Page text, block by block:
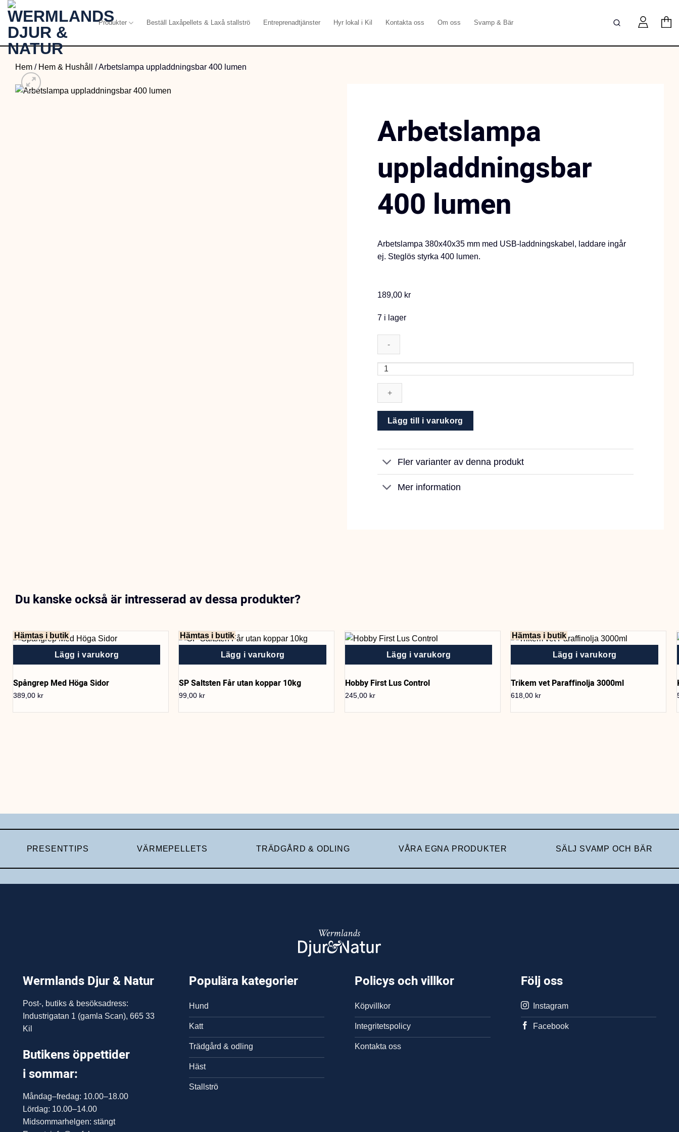
Skip
content
Produkter Beställ Laxåpellets & Laxå stallströ Entreprenadtjänster Hyr lokal i Kil Kontakta oss Om oss Svamp & Bär
Hem / Hem & Hushåll /Arbetslampa uppladdningsbar 400 lumen
Arbetslampa
uppladdningsbar
400 lumen
Arbetslampa 380x40x35 mm med USB-laddningskabel, laddare ingår
ej. Steglös styrka 400 lumen.
189,00 kr
7 i lager
Arbetslampa
lumen
Lägg till i varukorg
Fler varianter av denna produkt
Mer information
Du kanske också är intresserad av dessa produkter?
Hämtas i butik
Lägg i varukorg
Spångrep Med Höga Sidor
389,00 kr
Hämtas i butik
Lägg i varukorg
SP Saltsten Får utan koppar 10kg
99,00 kr
Lägg i varukorg
Hobby First Lus Control
245,00 kr
Hämtas i butik
Lägg i varukorg
Trikem vet Paraffinolja 3000ml
618,00 kr
PRESENTTIPS VÄRMEPELLETS TRÄDGÅRD & ODLING VÅRA EGNA PRODUKTER SÄLJ SVAMP OCH BÄR
Wermlands Djur & Natur
Post-, butiks & besöksadress:
Industrigatan 1 (gamla Scan), 665 33
Kil
Butikens öppettider
i sommar:
Måndag–fredag: 10.00–18.00
Lördag: 10.00–14.00
Midsommarhelgen: stängt
Populära kategorier
Hund
Katt
Trädgård & odling
Häst
Stallströ
Policys och villkor
Köpvillkor
Integritetspolicy
Kontakta oss
Följ oss
Instagram
Facebook